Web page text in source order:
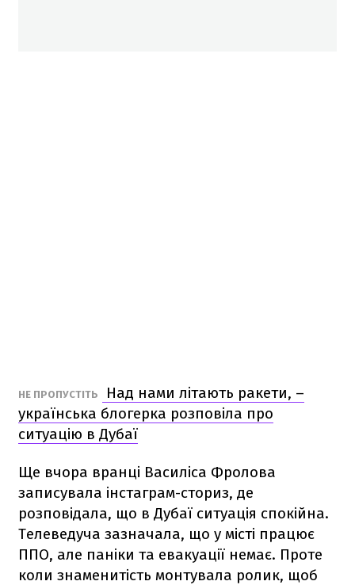
НЕ ПРОПУСТІТЬ
Над нами літають ракети, –
українська блогерка розповіла про
ситуацію в Дубаї
Ще вчора вранці Василіса Фролова
записувала інстаграм-сториз, де
розповідала, що в Дубаї ситуація спокійна.
Телеведуча зазначала, що у місті працює
ППО, але паніки та евакуації немає. Проте
коли знаменитість монтувала ролик, щоб